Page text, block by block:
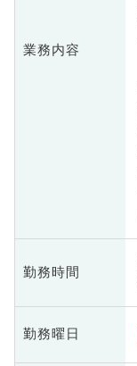
業務内容
勤務時間
勤務曜日